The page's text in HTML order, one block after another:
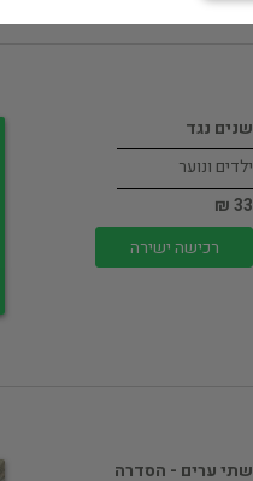
שנים נגד
ילדים ונוער
33 ₪
רכישה ישירה
שתי ערים - הסדרה